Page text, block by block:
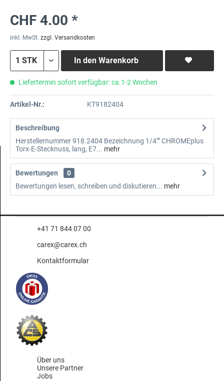
CHF 4.00 *
inkl. MwSt. zzgl. Versandkosten
In den Warenkorb
Liefertermin sofort verfügbar: ca.1-2 Wochen
Artikel-Nr.: KT9182404
Beschreibung
Herstellernummer 918.2404 Bezeichnung 1/4"" CHROMEplus
Torx-E-Stecknuss, lang, E7... mehr
Bewertungen
0
Bewertungen lesen, schreiben und diskutieren... mehr
+41 71 844 07 00
carex@carex.ch
Kontaktformular
Über uns
Unsere Partner
Jobs